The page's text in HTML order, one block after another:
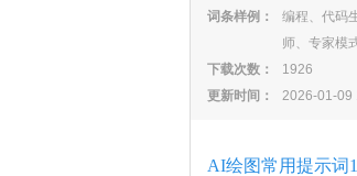
词条样例：
编程、代码
师、专家模
下载次数：
1926
更新时间：
2026-01-09
AI绘图常用提示词